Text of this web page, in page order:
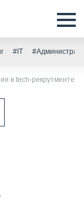
#IT
в tech-рекрутменте